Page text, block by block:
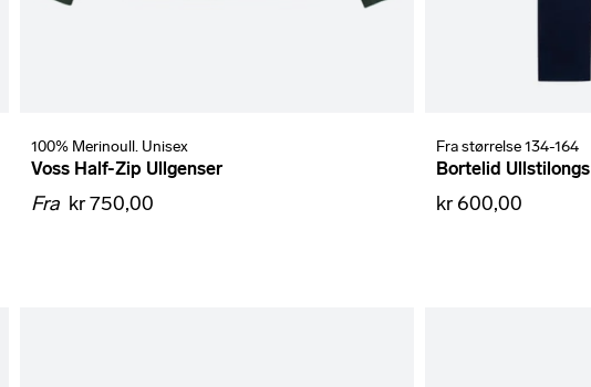
100% Merinoull. Unisex
Voss Half-Zip Ullgenser
Fra kr 750,00
Fra størrelse 134-164
Bortelid Ullstilongs
kr 600,00